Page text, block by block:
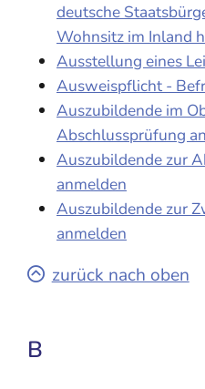
deutsche
Wohnsitz im Inland
Ausstellung eines
Ausweispflicht -
Auszubildende im
Abschlussprüfung
Auszubildende zur
anmelden
Auszubildende zur
anmelden
zurück nach oben
B